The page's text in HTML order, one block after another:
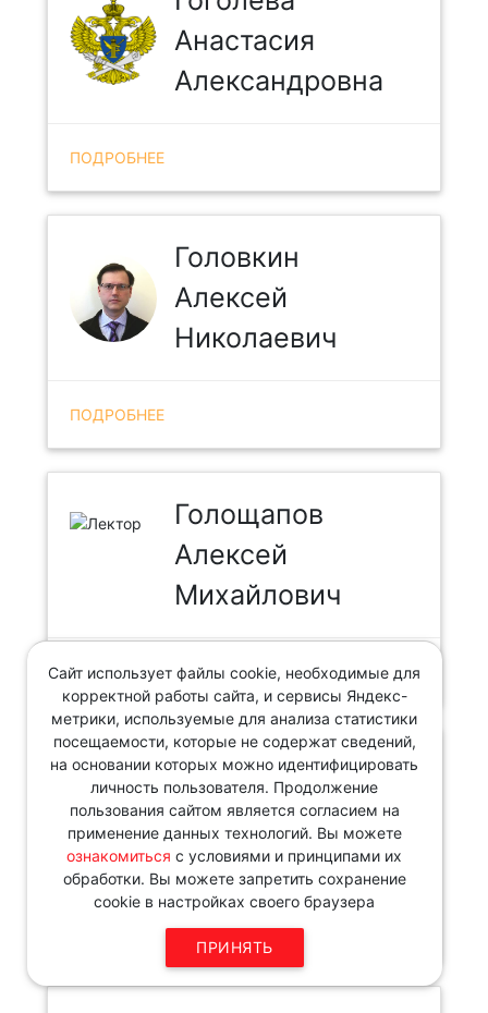
Анастасия
Александровна
ПОДРОБНЕЕ
Головкин
Алексей
Николаевич
ПОДРОБНЕЕ
Голощапов
Алексей
Михайлович
ПОДРОБНЕЕ
Гордей
Екатерина
Петровна
Сайт использует файлы cookie, необходимые для
корректной работы сайта, и сервисы Яндекс-
метрики, используемые для анализа статистики
посещаемости, которые не содержат сведений,
на основании которых можно идентифицировать
личность пользователя. Продолжение
пользования сайтом является согласием на
применение данных технологий. Вы можете
ознакомиться с условиями и принципами их
обработки. Вы можете запретить сохранение
cookie в настройках своего браузера
ПРИНЯТЬ